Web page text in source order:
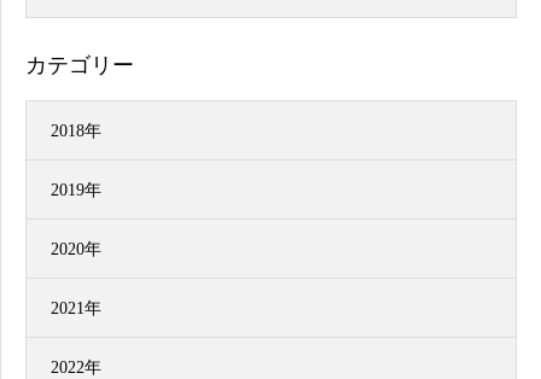
カテゴリー
2018年
2019年
2020年
2021年
2022年